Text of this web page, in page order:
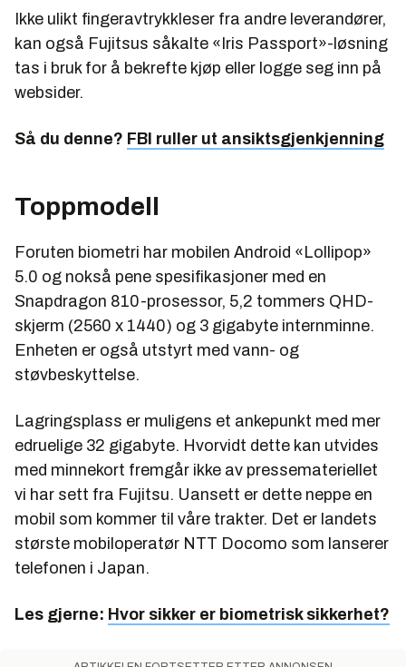
Ikke ulikt fingeravtrykkleser fra andre leverandører,
kan også Fujitsus såkalte «Iris Passport»-løsning
tas i bruk for å bekrefte kjøp eller logge seg inn på
websider.
Så du denne? FBI ruller ut ansiktsgjenkjenning
Toppmodell
Foruten biometri har mobilen Android «Lollipop»
5.0 og nokså pene spesifikasjoner med en
Snapdragon 810-prosessor, 5,2 tommers QHD-
skjerm (2560 x 1440) og 3 gigabyte internminne.
Enheten er også utstyrt med vann- og
støvbeskyttelse.
Lagringsplass er muligens et ankepunkt med mer
edruelige 32 gigabyte. Hvorvidt dette kan utvides
med minnekort fremgår ikke av pressemateriellet
vi har sett fra Fujitsu. Uansett er dette neppe en
mobil som kommer til våre trakter. Det er landets
største mobiloperatør NTT Docomo som lanserer
telefonen i Japan.
Les gjerne: Hvor sikker er biometrisk sikkerhet?